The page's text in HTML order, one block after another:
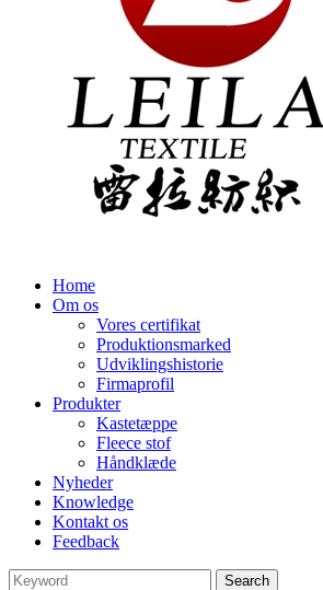
Home
Om os
Vores certifikat
Produktionsmarked
Udviklingshistorie
Firmaprofil
Produkter
Kastetæppe
Fleece stof
Håndklæde
Nyheder
Knowledge
Kontakt os
Feedback